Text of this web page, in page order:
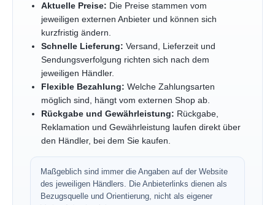
Aktuelle Preise: Die Preise stammen vom
jeweiligen externen Anbieter und können sich
kurzfristig ändern.
Schnelle Lieferung: Versand, Lieferzeit und
Sendungsverfolgung richten sich nach dem
jeweiligen Händler.
Flexible Bezahlung: Welche Zahlungsarten
möglich sind, hängt vom externen Shop ab.
Rückgabe und Gewährleistung: Rückgabe,
Reklamation und Gewährleistung laufen direkt über
den Händler, bei dem Sie kaufen.
Maßgeblich sind immer die Angaben auf der Website
des jeweiligen Händlers. Die Anbieterlinks dienen als
Bezugsquelle und Orientierung, nicht als eigener